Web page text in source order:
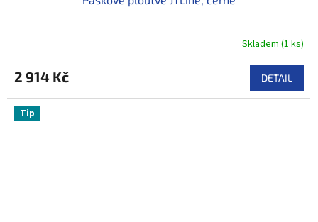
Skladem (1 ks)
2 914 Kč DETAIL
Tip